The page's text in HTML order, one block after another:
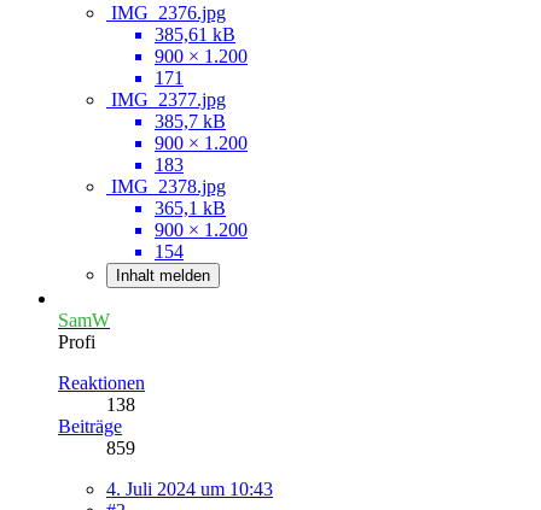
IMG_2376.jpg
385,61 kB
900 × 1.200
171
IMG_2377.jpg
385,7 kB
900 × 1.200
183
IMG_2378.jpg
365,1 kB
900 × 1.200
154
Inhalt melden
SamW
Profi
Reaktionen
138
Beiträge
859
4. Juli 2024 um 10:43